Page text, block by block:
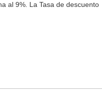
al 9%. La Tasa de descuento